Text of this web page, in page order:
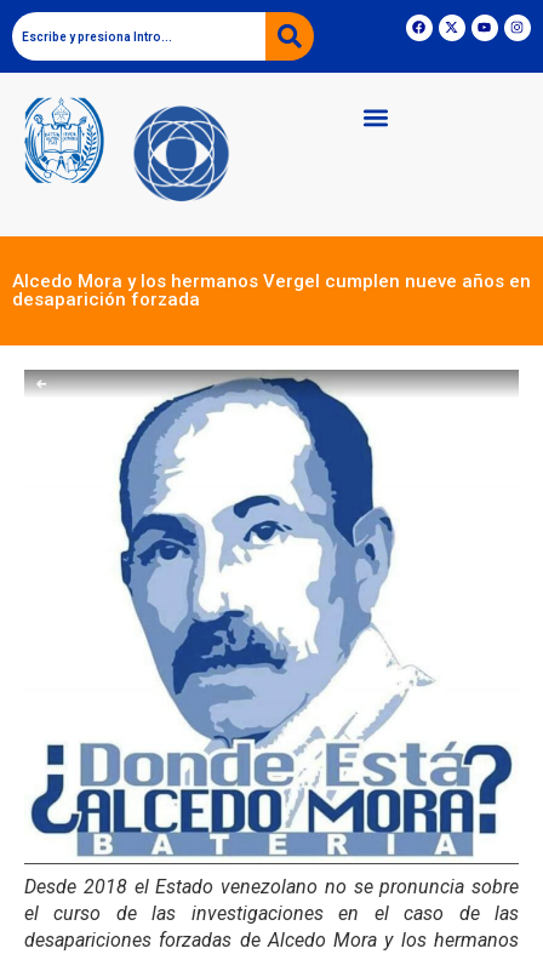
Alcedo Mora y los hermanos Vergel cumplen nueve años en
desaparición forzada
Desde 2018 el Estado venezolano no se pronuncia sobre
el curso de las investigaciones en el caso de las
desapariciones forzadas de Alcedo Mora y los hermanos